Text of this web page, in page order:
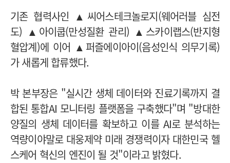
기존 협력사인 ▲씨어스테크놀로지(웨어러블 심전
도) ▲아이쿱(만성질환 관리) ▲스카이랩스(반지형
혈압계)에 이어 ▲퍼즐에이아이(음성인식 의무기록)
가 새롭게 합류했다.
박 본부장은 "실시간 생체 데이터와 진료기록까지 결
합된 통합AI 모니터링 플랫폼을 구축했다"며 "방대한
양질의 생체 데이터를 확보하고 이를 AI로 분석하는
역량이야말로 대웅제약 미래 경쟁력이자 대한민국 헬
스케어 혁신의 엔진이 될 것"이라고 밝혔다.